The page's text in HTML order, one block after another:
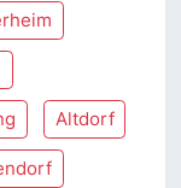
Altdorf